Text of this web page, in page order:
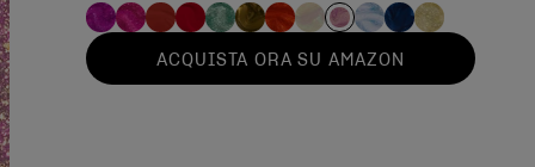
ACQUISTA ORA SU AMAZON